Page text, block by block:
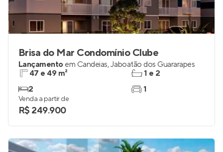
Brisa do Mar Condomínio Clube
Lançamento em Candeias,Jaboatão dos Guararapes
47 e 49 m²
2
1 e 2
1
Venda a partir de
R$ 249.900